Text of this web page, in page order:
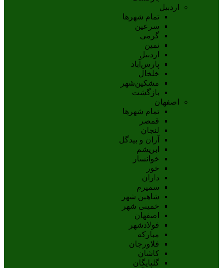
اردبیل
تمام شهر‌ها
سرعین
گرمی
نمین
اردبيل
پارس‌آباد
خلخال
مشکين‌شهر
بازگشت
اصفهان
تمام شهر‌ها
قمصر
لنجان
آران و بیدگل
ابریشم
خوانسار
خور
داران
سمیرم
شاهین شهر
خمینی شهر
اصفهان
فولادشهر
مبارکه
فلاورجان
کاشان
گلپايگان